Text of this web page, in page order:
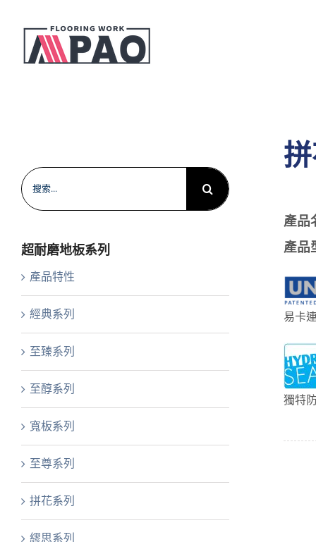
content
產品
產品
易卡
獨特
搜
索
果：
超耐磨地板系列
產品特性
經典系列
至臻系列
至醇系列
寬板系列
至尊系列
拼花系列
繆思系列